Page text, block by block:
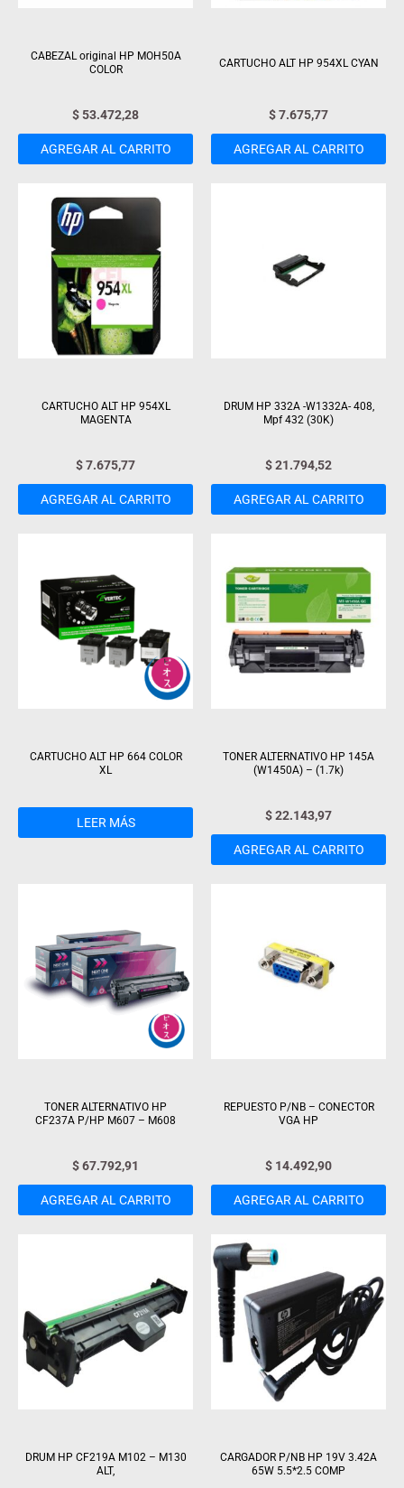
CABEZAL original HP MOH50A
COLOR
$53.472,28
AGREGAR AL CARRITO
CARTUCHO ALT HP 954XL CYAN
$7.675,77
AGREGAR AL CARRITO
CARTUCHO ALT HP 954XL
MAGENTA
$7.675,77
AGREGAR AL CARRITO
DRUM HP 332A -W1332A- 408,
Mpf 432 (30K)
$21.794,52
AGREGAR AL CARRITO
CARTUCHO ALT HP 664 COLOR
XL
LEER MÁS
TONER ALTERNATIVO HP 145A
(W1450A) – (1.7k)
$22.143,97
AGREGAR AL CARRITO
TONER ALTERNATIVO HP
CF237A P/HP M607 – M608
$67.792,91
AGREGAR AL CARRITO
REPUESTO P/NB – CONECTOR
VGA HP
$ 14.492,90
AGREGAR AL CARRITO
DRUM HP CF219A M102 – M130
ALT,
CARGADOR P/NB HP 19V 3.42A
65W 5.5*2.5 COMP